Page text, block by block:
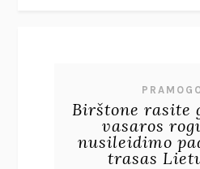
Birštone rasite
vasaros
nusileidimo
trasas